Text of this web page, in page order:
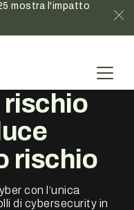
mostra l'impatto
rischio
rischio
con l’unica
di cybersecurity in